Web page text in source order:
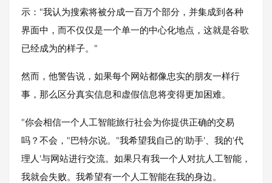
示："我认为搜索将被分成一百万个部分，并集成到各种
界面中，而不仅仅是一个单一的中心化地点，这就是谷歌
已经成为的样子。"
然而，他警告说，如果每个网站都像忠实的朋友一样行
事，那么区分真实信息和虚假信息将变得更加困难。
"你会相信一个人工智能旅行社会为你提供正确的交易
吗？不会，"巴特尔说。"我希望我自己的'助手'、我的'代
理人'与网站进行交流。如果只有我一个人对抗人工智能，
我就会失败。我希望有一个人工智能在我的身边。